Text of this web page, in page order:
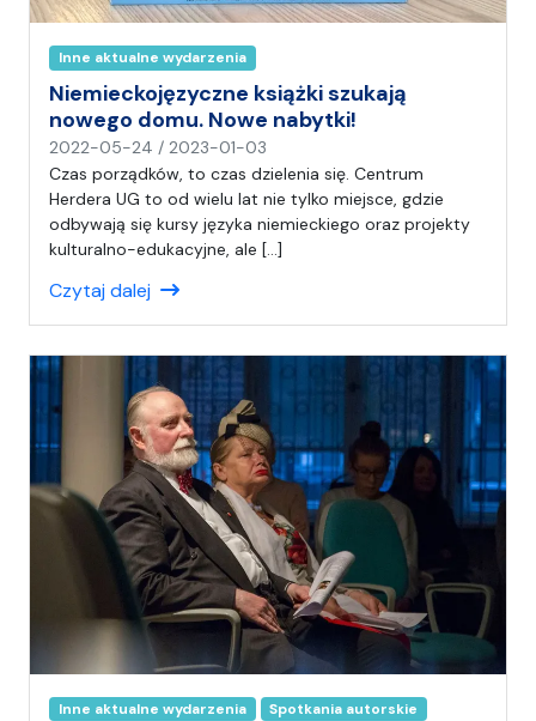
Inne aktualne wydarzenia
Niemieckojęzyczne książki szukają
nowego domu. Nowe nabytki!
2022-05-24 / 2023-01-03
a
p
i
(
H
Czas porządków, to czas dzielenia się. Centrum
Herdera UG to od wielu lat nie tylko miejsce, gdzie
odbywają się kursy języka niemieckiego oraz projekty
kulturalno-edukacyjne, ale […]
Czytaj dalej
Inne aktualne wydarzenia
Spotkania autorskie